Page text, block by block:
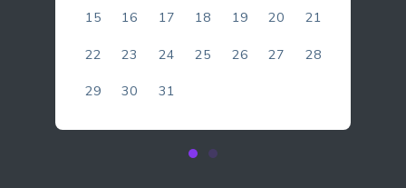
15 16 17 18 19 20 21
22 23 24 25 26 27 28
29 30 31